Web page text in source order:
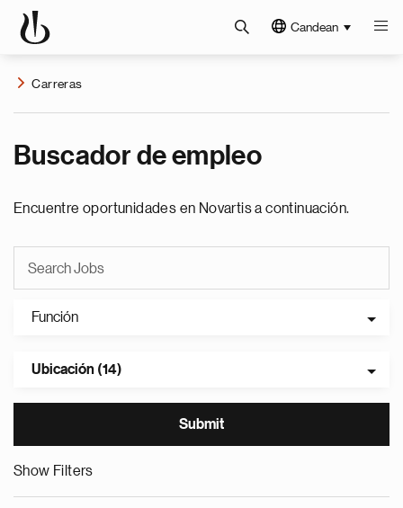
Candean
Carreras
Buscador de empleo
Encuentre oportunidades en Novartis a continuación.
Función
Ubicación (14)
Show Filters